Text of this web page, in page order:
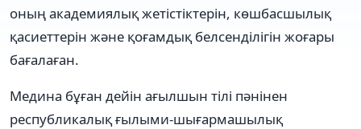
оның академиялық жетістіктерін, көшбасшылық
қасиеттерін және қоғамдық белсенділігін жоғары
бағалаған.
Медина бұған дейін ағылшын тілі пәнінен
республикалық ғылыми-шығармашылық